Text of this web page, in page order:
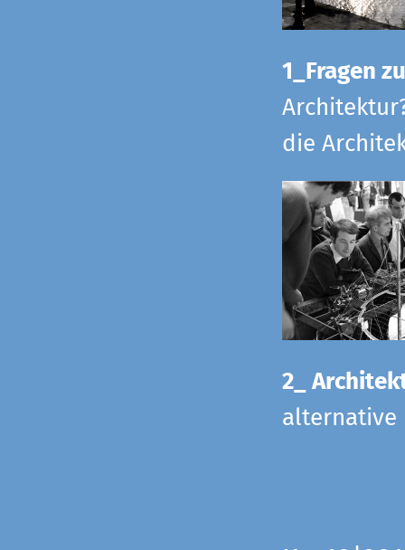
1_Fragen
die
2_
alternative